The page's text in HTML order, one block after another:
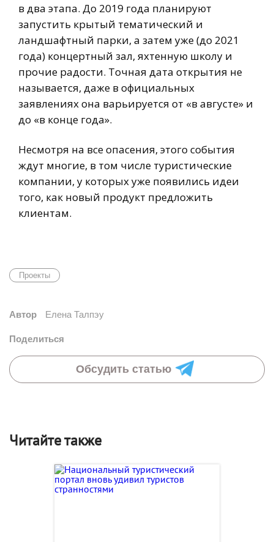
в два этапа. До 2019 года планируют
запустить крытый тематический и
ландшафтный парки, а затем уже (до 2021
года) концертный зал, яхтенную школу и
прочие радости. Точная дата открытия не
называется, даже в официальных
заявлениях она варьируется от «в августе» и
до «в конце года».
Несмотря на все опасения, этого события
ждут многие, в том числе туристические
компании, у которых уже появились идеи
того, как новый продукт предложить
клиентам.
Проекты
Автор Елена Талпэу
Поделиться
Обсудить статью
Читайте также